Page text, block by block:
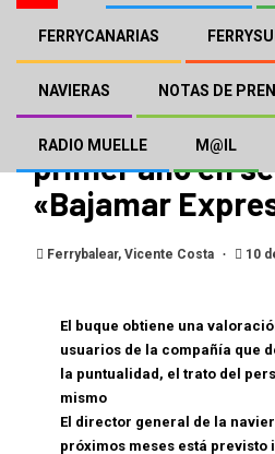
FERRYCANARIAS
NAVIERAS NOTAS DE
RADIO MUELLE M@IL
Fred.Olsen
306.400
primer año en
«Bajamar
Ferrybalear, Vicente Costa 10
El buque obtiene una
usuarios de la compañía que
la puntualidad, el trato del
mismo
El director general de la
próximos meses está